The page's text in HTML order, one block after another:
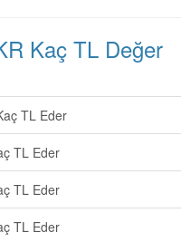
Kaç TL Değer
TL Eder
TL Eder
TL Eder
TL Eder